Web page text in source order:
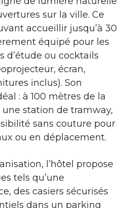
sur la ville. Ce
accueillir jusqu’à 30
équipé pour les
d’étude ou cocktails
écran,
inclus). Son
: à 100 mètres de la
une station de tramway,
sans couture pour
ou en déplacement.
l’hôtel propose
tels qu’une
des casiers sécurisés
dans un parking